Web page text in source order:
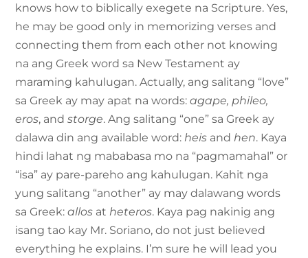
knows how to biblically exegete na Scripture. Yes,
he may be good only in memorizing verses and
connecting them from each other not knowing
na ang Greek word sa New Testament ay
maraming kahulugan. Actually, ang salitang “love”
sa Greek ay may apat na words:agape, phileo,
eros, andstorge. Ang salitang “one” sa Greek ay
dalawa din ang available word:heis andhen. Kaya
hindi lahat ng mababasa mo na “pagmamahal” or
“isa” ay pare-pareho ang kahulugan. Kahit nga
yung salitang “another” ay may dalawang words
sa Greek:allos atheteros. Kaya pag nakinig ang
isang tao kay Mr. Soriano, do not just believed
everything he explains. I’m sure he will lead you